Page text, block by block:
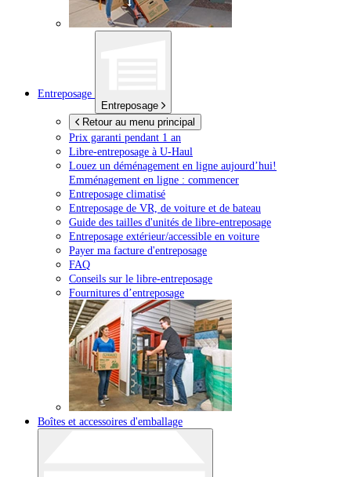
Entreposage
Entreposage
Retour au menu principal
Prix garanti pendant 1 an
Libre-entreposage à U-Haul
Louez un déménagement en ligne aujourd’hui!
Emménagement en ligne : commencer
Entreposage climatisé
Entreposage de VR, de voiture et de bateau
Guide des tailles d'unités de libre-entreposage
Entreposage extérieur/accessible en voiture
Payer ma facture d'entreposage
FAQ
Conseils sur le libre-entreposage
Fournitures d’entreposage
Boîtes et accessoires d'emballage